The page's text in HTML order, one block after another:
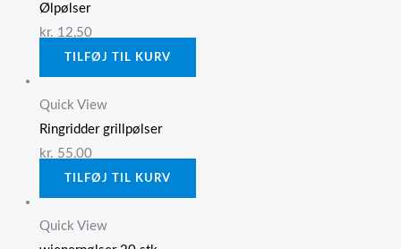
Ølpølser
kr. 12,50
TILFØJ TIL KURV
Quick View
Ringridder grillpølser
kr. 55,00
TILFØJ TIL KURV
Quick View